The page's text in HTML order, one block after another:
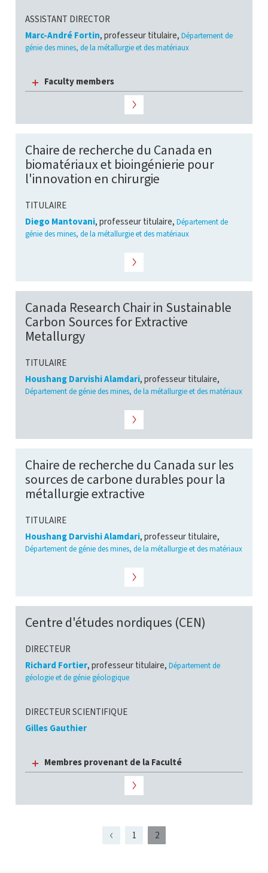
ASSISTANT DIRECTOR
Marc-André Fortin, professeur titulaire, Département de
génie des mines, de la métallurgie et des matériaux
Faculty members
Chaire de recherche du Canada en
biomatériaux et bioingénierie pour
l'innovation en chirurgie
TITULAIRE
Diego Mantovani, professeur titulaire, Département de
génie des mines, de la métallurgie et des matériaux
Canada Research Chair in Sustainable
Carbon Sources for Extractive
Metallurgy
TITULAIRE
Houshang Darvishi Alamdari, professeur titulaire,
Département de génie des mines, de la métallurgie et des matériaux
Chaire de recherche du Canada sur les
sources de carbone durables pour la
métallurgie extractive
TITULAIRE
Houshang Darvishi Alamdari, professeur titulaire,
Département de génie des mines, de la métallurgie et des matériaux
Centre d'études nordiques (CEN)
DIRECTEUR
Richard Fortier, professeur titulaire, Département de
géologie et de génie géologique
DIRECTEUR SCIENTIFIQUE
Gilles Gauthier
Membres provenant de la Faculté
Page
Page
1 Page
2
présentement